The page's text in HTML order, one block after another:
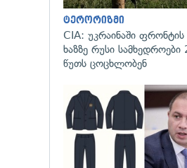
ტერორიზმი
CIA: უკრაინაში ფრონტის
ხაზზე რუსი
წუთს ცოცხლობენ